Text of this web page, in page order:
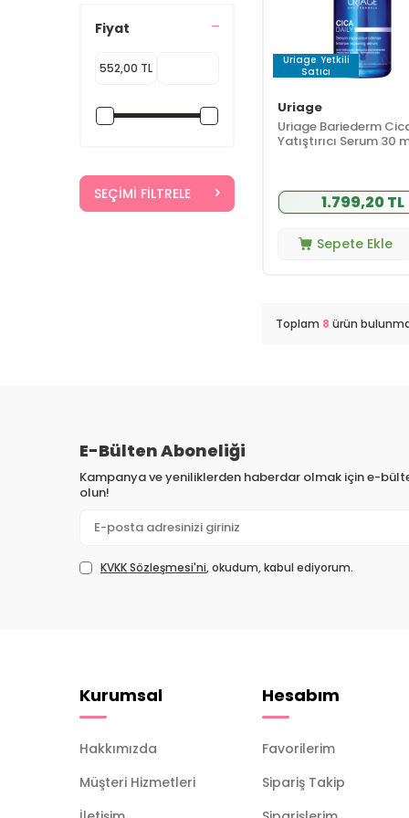
Fiyat
SEÇIMI FILTRELE
Uriage Yetkili
Satıcı
Uriage
Uriage Bariederm
Yatıştırıcı Serum 30
1.799,20 TL
Sepete Ekle
Toplam 8 ürün
E-Bülten Aboneliği
Kampanya ve yeniliklerden haberdar olmak için e-
olun!
KVKK Sözleşmesi'ni, okudum, kabul ediyorum.
Kurumsal
Hakkımızda
Müşteri Hizmetleri
Hesabım
Favorilerim
Sipariş Takip